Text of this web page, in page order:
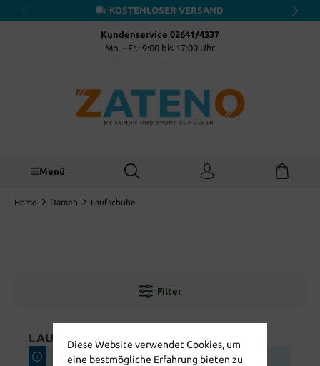
KOSTENLOSER VERSAND
Kundenservice 02641/4337
Mo. - Fr.: 9:00 bis 17:00 Uhr
Menü
Home Damen Laufschuhe
Filter
LAUFSCHUHE
Keine Produkte gefunden.
Diese Website verwendet Cookies, um
eine bestmögliche Erfahrung bieten zu